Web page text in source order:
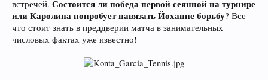
встречей. Состоится ли победа первой сеянной на турнире
или Каролина попробует навязать Йоханне борьбу? Все
что стоит знать в преддверии матча в занимательных
числовых фактах уже известно!